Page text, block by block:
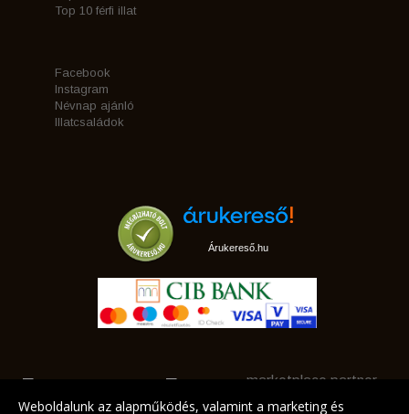
Top 10 férfi illat
Facebook
Instagram
Névnap ajánló
Illatcsaládok
Árukereső.hu
marketplace partner
Weboldalunk az alapműködés, valamint a marketing és